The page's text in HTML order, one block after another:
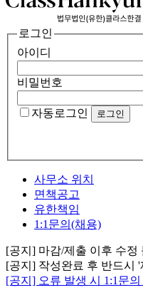
로그인
아이디
비밀번호
자동로그인
사무소 위치
면책공고
유한책임
1:1문의(채용)
[공지] 마감/제출 이후 수정
[공지] 작성완료 후 반드시
[공지] 오류 발생 시 1:1문의